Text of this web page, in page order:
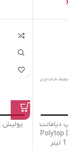
دیامانت
2000 –